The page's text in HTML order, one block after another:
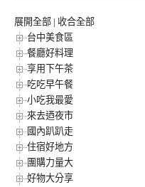
展開全部 | 收合全部
台中美食區
餐廳好料理
享用下午茶
吃吃早午餐
小吃我最愛
來去迺夜市
國內趴趴走
住宿好地方
團購力量大
好物大分享